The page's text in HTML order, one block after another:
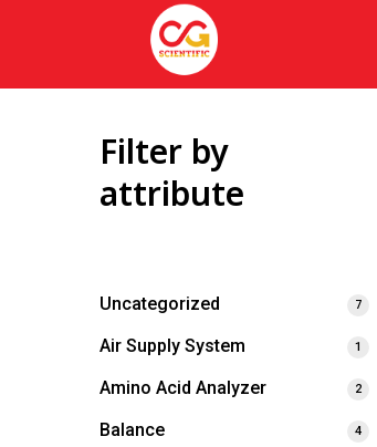
Filter by
attribute
Uncategorized 7
Air Supply System 1
Amino Acid Analyzer 2
Balance 4